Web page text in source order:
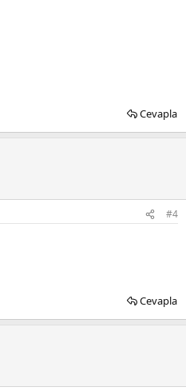
Cevapla
#4
Cevapla